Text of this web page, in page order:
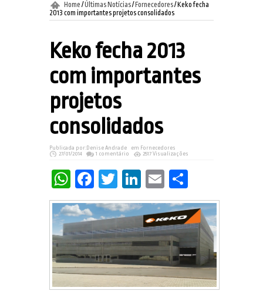
Home /Últimas Notícias/ Fornecedores/ Keko fecha
2013 com importantes projetos consolidados
Keko fecha 2013
com importantes
projetos
consolidados
Publicada por: Denise Andrade em Fornecedores
27/01/2014
1 comentário 2517 Visualizações
WhatsApp
Facebook
Twitter
LinkedIn
Email